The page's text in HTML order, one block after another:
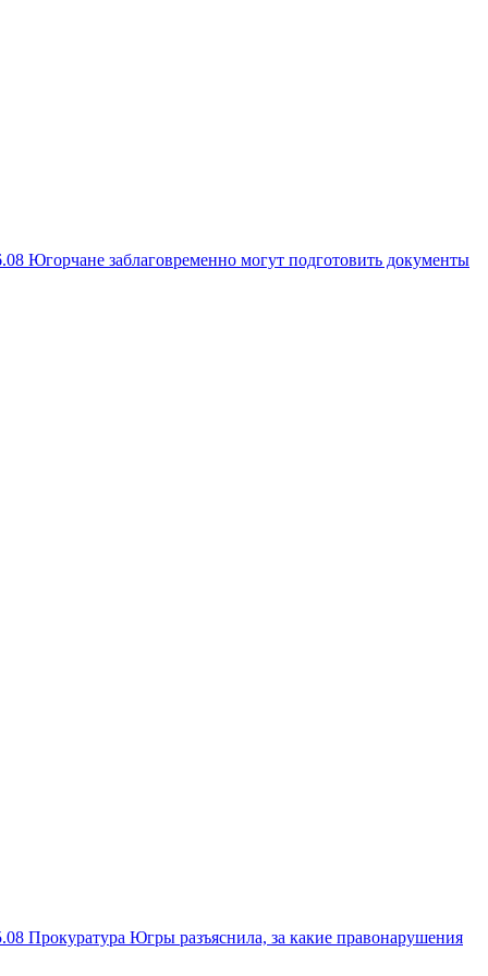
Югорчане заблаговременно могут подготовить документы
Прокуратура Югры разъяснила, за какие правонарушения